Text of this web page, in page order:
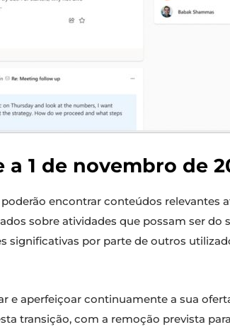
1 de novembro de
encontrar conteúdos relevantes
sobre atividades que possam ser do
significativas por parte de outros
aperfeiçoar continuamente a sua
transição, com a remoção prevista